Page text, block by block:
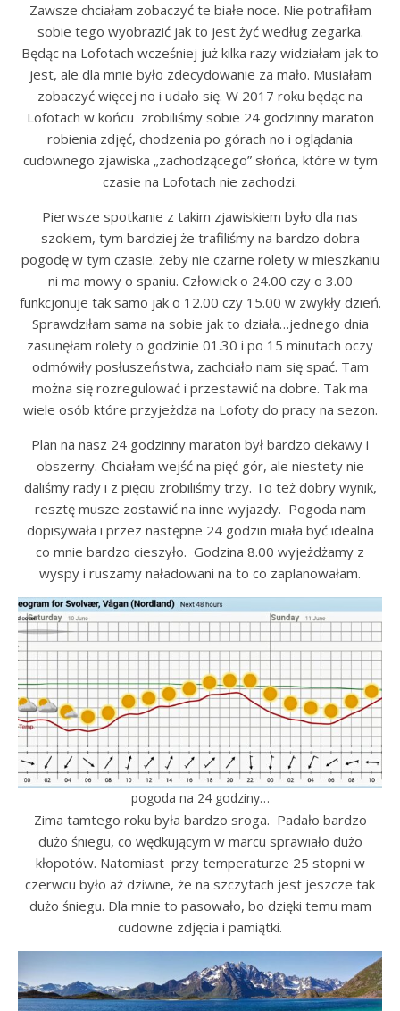
Zawsze chciałam zobaczyć te białe noce. Nie potrafiłam
sobie tego wyobrazić jak to jest żyć według zegarka.
Będąc na Lofotach wcześniej już kilka razy widziałam jak to
jest, ale dla mnie było zdecydowanie za mało. Musiałam
zobaczyć więcej no i udało się. W 2017 roku będąc na
Lofotach w końcu zrobiliśmy sobie 24 godzinny maraton
robienia zdjęć, chodzenia po górach no i oglądania
cudownego zjawiska „zachodzącego” słońca, które w tym
czasie na Lofotach nie zachodzi.
Pierwsze spotkanie z takim zjawiskiem było dla nas
szokiem, tym bardziej że trafiliśmy na bardzo dobra
pogodę w tym czasie. żeby nie czarne rolety w mieszkaniu
ni ma mowy o spaniu. Człowiek o 24.00 czy o 3.00
funkcjonuje tak samo jak o 12.00 czy 15.00 w zwykły dzień.
Sprawdziłam sama na sobie jak to działa…jednego dnia
zasunęłam rolety o godzinie 01.30 i po 15 minutach oczy
odmówiły posłuszeństwa, zachciało nam się spać. Tam
można się rozregulować i przestawić na dobre. Tak ma
wiele osób które przyjeżdża na Lofoty do pracy na sezon.
Plan na nasz 24 godzinny maraton był bardzo ciekawy i
obszerny. Chciałam wejść na pięć gór, ale niestety nie
daliśmy rady i z pięciu zrobiliśmy trzy. To też dobry wynik,
resztę musze zostawić na inne wyjazdy. Pogoda nam
dopisywała i przez następne 24 godzin miała być idealna
co mnie bardzo cieszyło. Godzina 8.00 wyjeżdżamy z
wyspy i ruszamy naładowani na to co zaplanowałam.
pogoda na 24 godziny…
Zima tamtego roku była bardzo sroga. Padało bardzo
dużo śniegu, co wędkującym w marcu sprawiało dużo
kłopotów. Natomiast przy temperaturze 25 stopni w
czerwcu było aż dziwne, że na szczytach jest jeszcze tak
dużo śniegu. Dla mnie to pasowało, bo dzięki temu mam
cudowne zdjęcia i pamiątki.